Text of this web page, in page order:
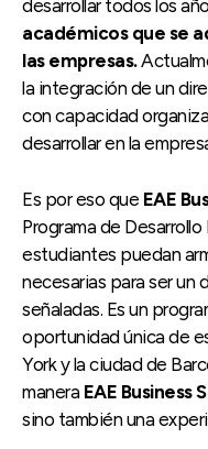
desarrollar todos los
académicos que se
las empresas.
la integración de un
con capacidad
desarrollar en la
Es por eso que EAE
Programa de
estudiantes puedan
necesarias para ser un
señaladas. Es un
oportunidad única de
York y la ciudad de
manera EAE Business
sino también una